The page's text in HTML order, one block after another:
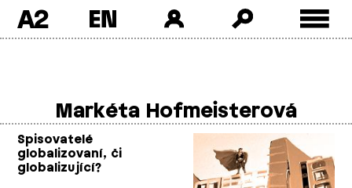
A2
Markéta Hofmeisterová
Spisovatelé
globalizovaní, či
globalizující?